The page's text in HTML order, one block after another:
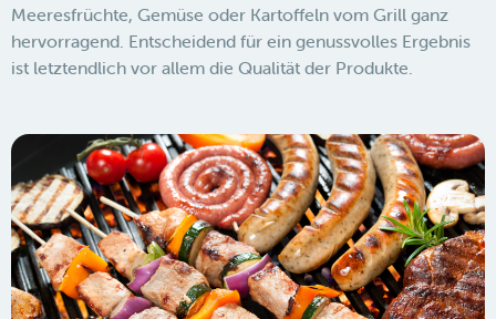
Meeresfrüchte, Gemüse oder Kartoffeln vom Grill ganz
hervorragend. Entscheidend für ein genussvolles Ergebnis
ist letztendlich vor allem die Qualität der Produkte.